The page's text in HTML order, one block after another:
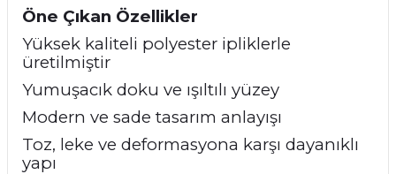
Öne Çıkan Özellikler
Yüksek kaliteli polyester ipliklerle
üretilmiştir
Yumuşacık doku ve ışıltılı yüzey
Modern ve sade tasarım anlayışı
Toz, leke ve deformasyona karşı dayanıklı
yapı